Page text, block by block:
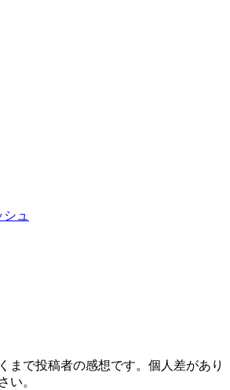
ュ
まで投稿者の感想です。個人差があり
い。